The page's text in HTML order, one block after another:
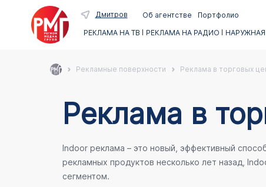
Дмитров Об агентстве
Портфолио
РЕКЛАМА НА ТВ
РЕКЛАМА НА РАДИО
Рекламные поверхности Реклама в торговых
Реклама в
Indoor реклама – это новый, эффективный
рекламных продуктов несколько лет назад,
сегментом.